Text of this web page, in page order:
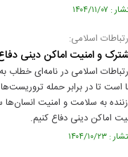
اسلامی:
و امنیت اماکن دینی
اسلامی در نامه‌ای خطاب
تا در برابر حمله
به سلامت و امنیت
اماکن دینی دفاع کنیم.